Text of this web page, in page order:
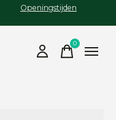
Openingstijden
0items